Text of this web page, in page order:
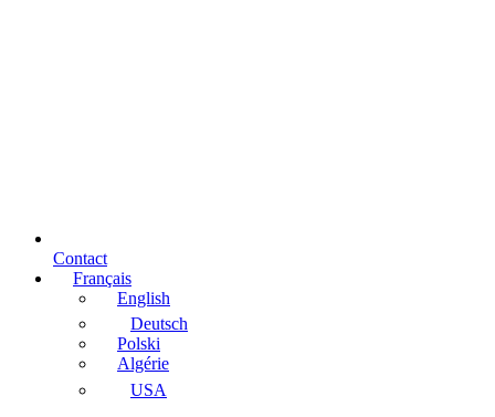
Contact
Français
English
Deutsch
Polski
Algérie
USA